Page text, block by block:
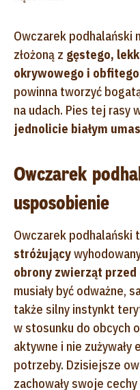
Owczarek podhalański
złożoną z gęstego,
okrywowego i
powinna tworzyć
na udach. Pies tej rasy
jednolicie białym
Owczarek
usposobienie
Owczarek podhalański
stróżujący
obrony zwierząt
musiały być odważne,
także silny instynkt
w stosunku do obcych
aktywne i nie zużywały
potrzeby. Dzisiejsze
zachowały swoje